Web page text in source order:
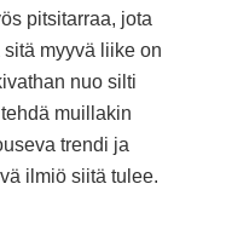
pitsitarraa, jota
myyvä liike on
nuo silti
muillakin
trendi ja
ilmiö siitä tulee.